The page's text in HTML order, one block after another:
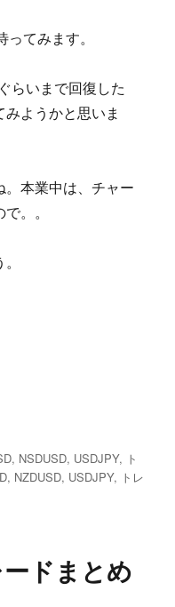
てみます。
らいまで回復した
ようかと思いま
。本業中は、チャー
。。
, NSDUSD, USDJPY, ト
, NZDUSD, USDJPY, トレ
ドまとめ